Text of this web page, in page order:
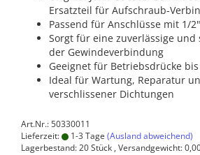
Ersatzteil für Aufschraub-
Passend für Anschlüsse mit 1/
Sorgt für eine zuverlässige
der Gewindeverbindung
Geeignet für Betriebsdrücke
Ideal für Wartung, Reparatur
verschlissener Dichtungen
Art.Nr.: 50330011
Lieferzeit:
1-3 Tage (Ausland abweichend)
Lagerbestand: 20 Stück , Versandgewicht: